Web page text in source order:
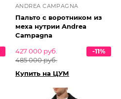
ANDREA CAMPAGNA
Пальто с воротником из
меха нутрии Andrea
Campagna
427 000 руб.
485 000 руб.
-11%
Купить на ЦУМ